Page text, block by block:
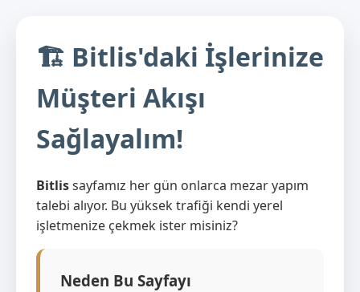
🏗️ Bitlis'daki İşlerinize
Müşteri Akışı
Sağlayalım!
Bitlissayfamız her gün onlarca mezar yapım
talebi alıyor. Bu yüksek trafiği kendi yerel
işletmenize çekmek ister misiniz?
Neden Bu Sayfayı